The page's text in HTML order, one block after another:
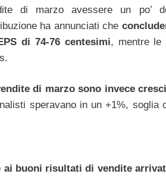
di marzo avessere un po’
ha annunciati che
di 74-76 centesimi, mentre le
di marzo sono invece
speravano in un +1%, soglia
ai buoni risultati di vendite